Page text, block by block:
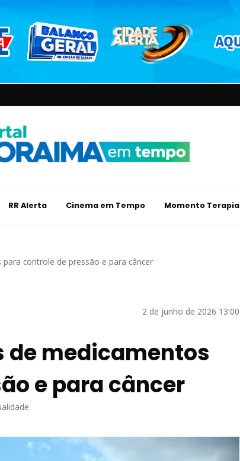
RR Alerta Cinema em Tempo Momento Terapia
controle de pressão e para câncer
2 de junho de 2026 13:00
de medicamentos
e para câncer